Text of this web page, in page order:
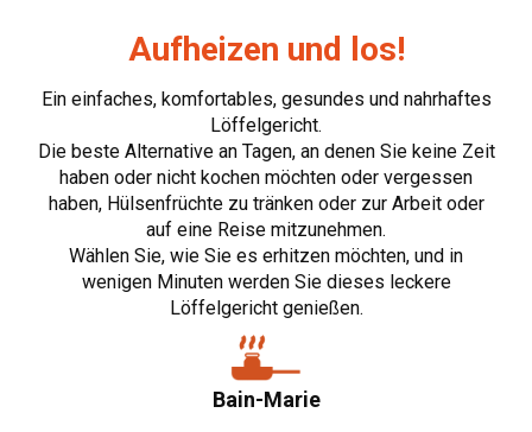
Aufheizen und los!
Ein einfaches, komfortables, gesundes und nahrhaftes
Löffelgericht.
Die beste Alternative an Tagen, an denen Sie keine Zeit
haben oder nicht kochen möchten oder vergessen
haben, Hülsenfrüchte zu tränken oder zur Arbeit oder
auf eine Reise mitzunehmen.
Wählen Sie, wie Sie es erhitzen möchten, und in
wenigen Minuten werden Sie dieses leckere
Löffelgericht genießen.
Bain-Marie